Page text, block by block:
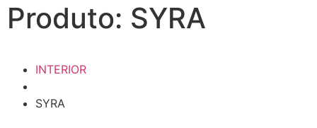
Produto: SYRA
INTERIOR
SYRA